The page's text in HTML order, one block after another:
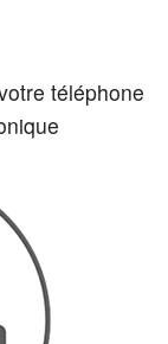
téléphone